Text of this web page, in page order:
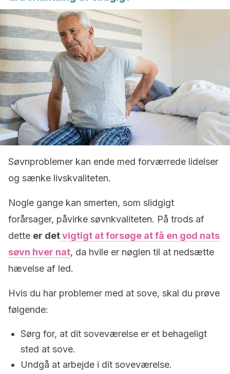
Søvnproblemer kan ende med forværrede lidelser
og sænke livskvaliteten.
Nogle gange kan smerten, som slidgigt
forårsager, påvirke søvnkvaliteten. På trods af
dette er detvigtigt at forsøge at få en god nats
søvn hver nat, da hvile er nøglen til at nedsætte
hævelse af led.
Hvis du har problemer med at sove, skal du prøve
følgende:
Sørg for, at dit soveværelse er et behageligt
sted at sove.
Undgå at arbejde i dit soveværelse.